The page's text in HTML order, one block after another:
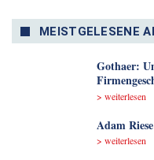
MEISTGELESENE
Gothaer:
> weiterlesen
Adam
> weiterlesen